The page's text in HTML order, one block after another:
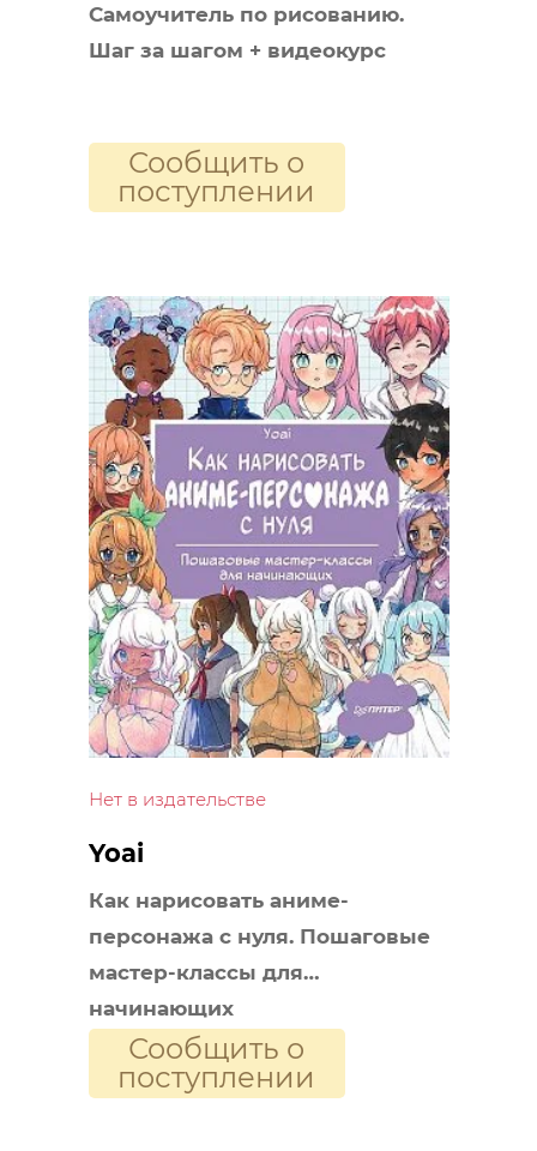
Самоучитель по рисованию.
Шаг за шагом + видеокурс
Сообщить о
поступлении
Нет в издательстве
Yoai
Как нарисовать аниме-
персонажа с нуля. Пошаговые
мастер-классы для
начинающих
Сообщить о
поступлении